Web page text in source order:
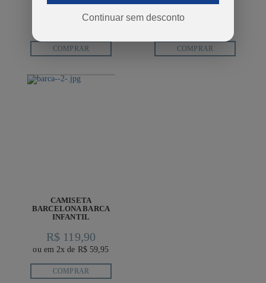
Continuar sem desconto
INFANTIL
R$ 109,90
COMPRAR
INFANTIL
R$ 99,90
COMPRAR
CAMISETA
BARCELONA BARCA
INFANTIL
R$ 119,90
ou em 2x de R$ 59,95
COMPRAR